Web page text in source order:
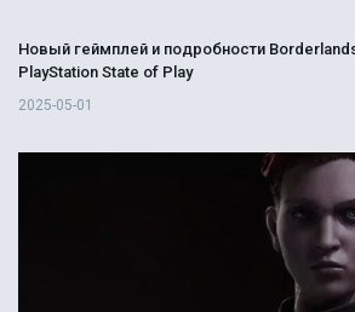
Новый геймплей и подробности
PlayStation State of Play
2025-05-01